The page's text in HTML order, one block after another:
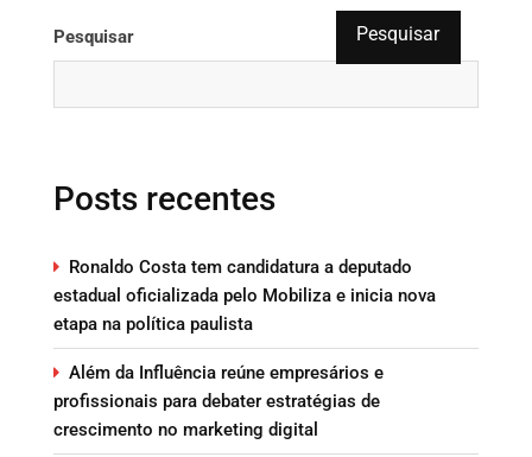
Pesquisar Pesquisar
Posts recentes
Ronaldo Costa tem candidatura a deputado
estadual oficializada pelo Mobiliza e inicia nova
etapa na política paulista
Além da Influência reúne empresários e
profissionais para debater estratégias de
crescimento no marketing digital